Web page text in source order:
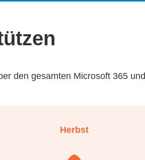
den gesamten Microsoft 365 und
Herbst